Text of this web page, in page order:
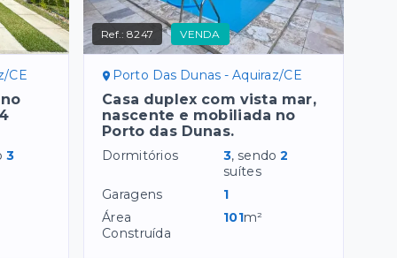
CE
3
Ref.:8247 VENDA
Porto Das Dunas - Aquiraz/CE
Casa duplex com vista mar,
nascente e mobiliada no
Porto das Dunas.
Dormitórios 3, sendo2
suítes
Garagens
1
Área
Construída
101m²